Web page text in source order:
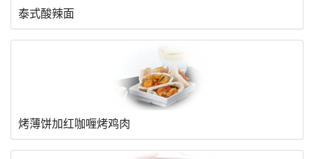
泰式酸辣面
烤薄饼加红咖喱烤鸡肉